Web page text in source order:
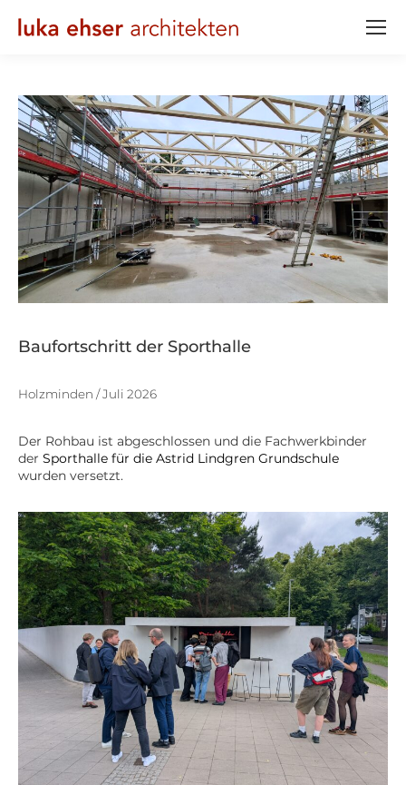
Baufortschritt der Sporthalle
Holzminden / Juli 2026
Der Rohbau ist abgeschlossen und die Fachwerkbinder
der Sporthalle für die Astrid Lindgren Grundschule
wurden versetzt.